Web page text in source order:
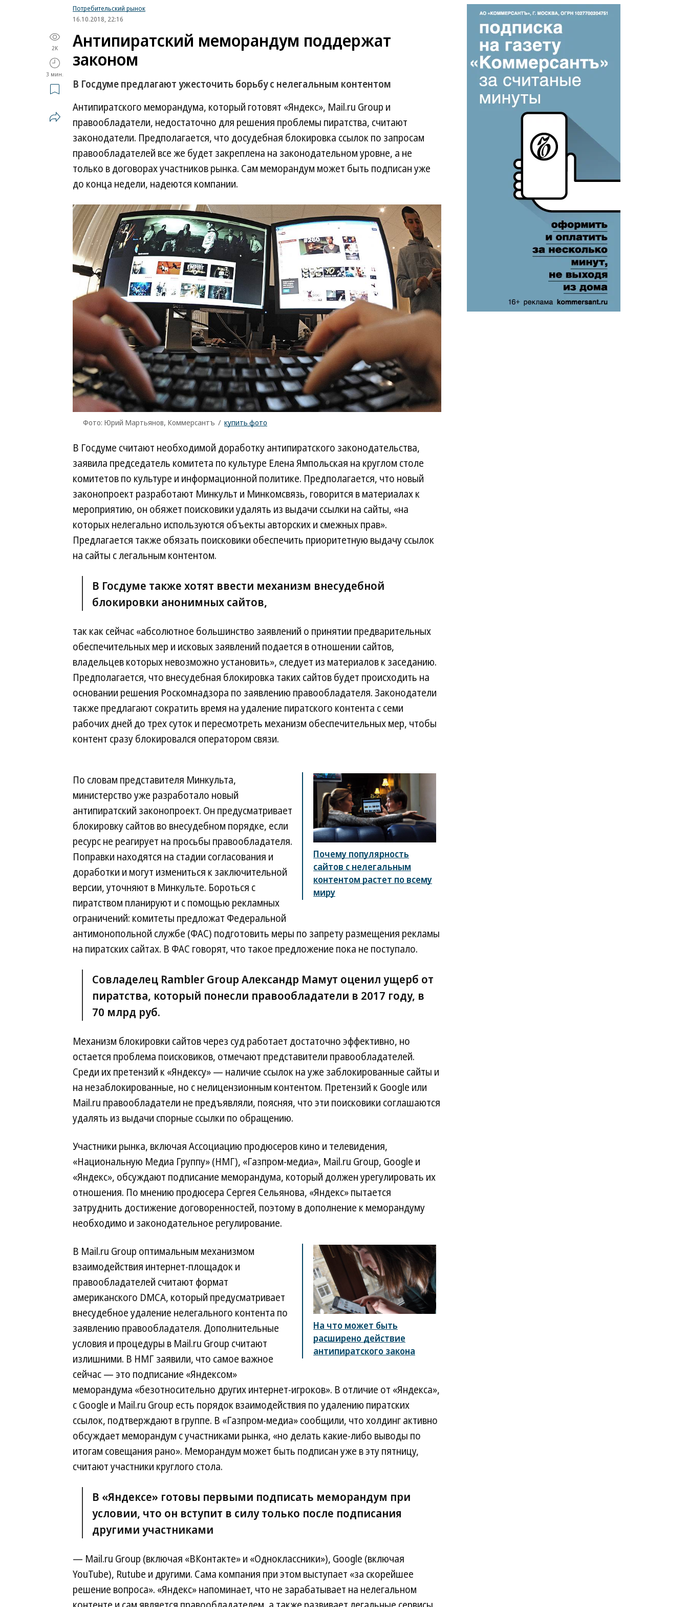
Потребительский рынок
16.10.2018, 22:16
2K
3 мин.
Антипиратский меморандум поддержат
законом
В Госдуме предлагают ужесточить борьбу с нелегальным контентом
Антипиратского меморандума, который готовят «Яндекс», Mail.ru Group и
правообладатели, недостаточно для решения проблемы пиратства, считают
законодатели. Предполагается, что досудебная блокировка ссылок по запросам
правообладателей все же будет закреплена на законодательном уровне, а не
только в договорах участников рынка. Сам меморандум может быть подписан уже
до конца недели, надеются компании.
Фото: Юрий Мартьянов, Коммерсантъ / купить фото
В Госдуме считают необходимой доработку антипиратского законодательства,
заявила председатель комитета по культуре Елена Ямпольская на круглом столе
комитетов по культуре и информационной политике. Предполагается, что новый
законопроект разработают Минкульт и Минкомсвязь, говорится в материалах к
мероприятию, он обяжет поисковики удалять из выдачи ссылки на сайты, «на
которых нелегально используются объекты авторских и смежных прав».
Предлагается также обязать поисковики обеспечить приоритетную выдачу ссылок
на сайты с легальным контентом.
В Госдуме также хотят ввести механизм внесудебной
блокировки анонимных сайтов,
так как сейчас «абсолютное большинство заявлений о принятии предварительных
обеспечительных мер и исковых заявлений подается в отношении сайтов,
владельцев которых невозможно установить», следует из материалов к заседанию.
Предполагается, что внесудебная блокировка таких сайтов будет происходить на
основании решения Роскомнадзора по заявлению правообладателя. Законодатели
также предлагают сократить время на удаление пиратского контента с семи
рабочих дней до трех суток и пересмотреть механизм обеспечительных мер, чтобы
контент сразу блокировался оператором связи.
Почему популярность
сайтов с нелегальным
контентом растет по всему
миру
По словам представителя Минкульта,
министерство уже разработало новый
антипиратский законопроект. Он предусматривает
блокировку сайтов во внесудебном порядке, если
ресурс не реагирует на просьбы правообладателя.
Поправки находятся на стадии согласования и
доработки и могут измениться к заключительной
версии, уточняют в Минкульте. Бороться с
пиратством планируют и с помощью рекламных
ограничений: комитеты предложат Федеральной
антимонопольной службе (ФАС) подготовить меры по запрету размещения рекламы
на пиратских сайтах. В ФАС говорят, что такое предложение пока не поступало.
Совладелец Rambler Group Александр Мамут оценил ущерб от
пиратства, который понесли правообладатели в 2017 году, в
70 млрд руб.
Механизм блокировки сайтов через суд работает достаточно эффективно, но
остается проблема поисковиков, отмечают представители правообладателей.
Среди их претензий к «Яндексу» — наличие ссылок на уже заблокированные сайты и
на незаблокированные, но с нелицензионным контентом. Претензий к Google или
Mail.ru правообладатели не предъявляли, поясняя, что эти поисковики соглашаются
удалять из выдачи спорные ссылки по обращению.
Участники рынка, включая Ассоциацию продюсеров кино и телевидения,
«Национальную Медиа Группу» (НМГ), «Газпром-медиа», Mail.ru Group, Google и
«Яндекс», обсуждают подписание меморандума, который должен урегулировать их
отношения. По мнению продюсера Сергея Сельянова, «Яндекс» пытается
затруднить достижение договоренностей, поэтому в дополнение к меморандуму
необходимо и законодательное регулирование.
На что может быть
расширено действие
антипиратского закона
В Mail.ru Group оптимальным механизмом
взаимодействия интернет-площадок и
правообладателей считают формат
американского DMCA, который предусматривает
внесудебное удаление нелегального контента по
заявлению правообладателя. Дополнительные
условия и процедуры в Mail.ru Group считают
излишними. В НМГ заявили, что самое важное
сейчас — это подписание «Яндексом»
меморандума «безотносительно других интернет-игроков». В отличие от «Яндекса»,
с Google и Mail.ru Group есть порядок взаимодействия по удалению пиратских
ссылок, подтверждают в группе. В «Газпром-медиа» сообщили, что холдинг активно
обсуждает меморандум с участниками рынка, «но делать какие-либо выводы по
итогам совещания рано». Меморандум может быть подписан уже в эту пятницу,
считают участники круглого стола.
В «Яндексе» готовы первыми подписать меморандум при
условии, что он вступит в силу только после подписания
другими участниками
— Mail.ru Group (включая «ВКонтакте» и «Одноклассники»), Google (включая
YouTube), Rutube и другими. Сама компания при этом выступает «за скорейшее
решение вопроса». «Яндекс» напоминает, что не зарабатывает на нелегальном